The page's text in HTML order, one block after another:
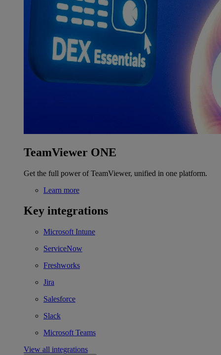
TeamViewer ONE
Get the full power of TeamViewer, unified in one platform.
Learn more
Key integrations
Microsoft Intune
ServiceNow
Freshworks
Jira
Salesforce
Slack
Microsoft Teams
View all integrations